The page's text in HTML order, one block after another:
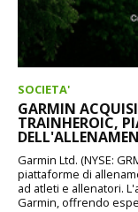
SOCIETA'
GARMIN
TRAINHEROIC,
Garmin Ltd. (NYSE:
piattaforme di
ad atleti e allenatori.
Garmin, offrendo